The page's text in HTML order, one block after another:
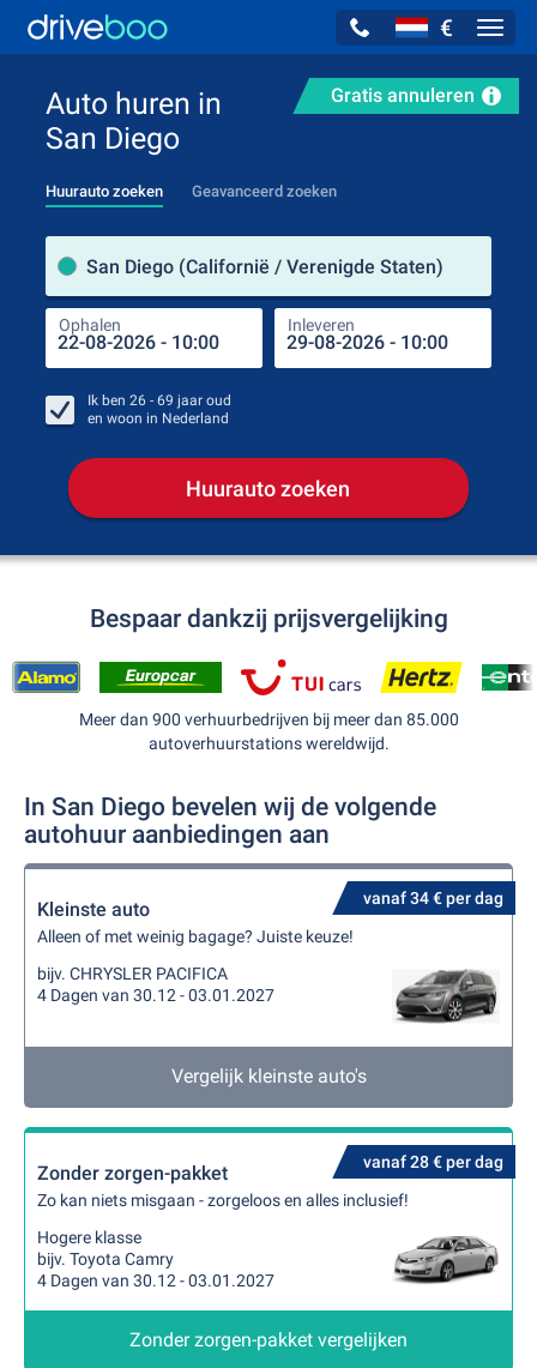
€
Gratis annuleren
Auto huren in
San Diego
Huurauto zoeken Geavanceerd zoeken
San Diego (Californië / Verenigde Staten)
Ophalen Inleveren
Ik ben 26 - 69 jaar oud
en woon in Nederland
Huurauto zoeken
Bespaar dankzij prijsvergelijking
Meer dan 900 verhuurbedrijven bij meer dan 85.000
autoverhuurstations wereldwijd.
In San Diego bevelen wij de volgende
autohuur aanbiedingen aan
vanaf 34 € per dag
Kleinste auto
Alleen of met weinig bagage? Juiste keuze!
bijv. CHRYSLER PACIFICA
4 Dagen van 30.12 - 03.01.2027
Vergelijk kleinste auto's
vanaf 28 € per dag
Zonder zorgen-pakket
Zo kan niets misgaan - zorgeloos en alles inclusief!
Hogere klasse
bijv. Toyota Camry
4 Dagen van 30.12 - 03.01.2027
Zonder zorgen-pakket vergelijken